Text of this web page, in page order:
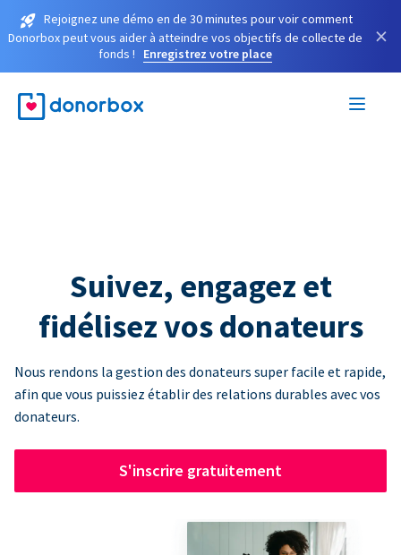
Rejoignez une démo en de 30 minutes pour voir comment
Donorbox peut vous aider à atteindre vos objectifs de collecte de
fonds !
Enregistrez votre place
×
Suivez, engagez et
fidélisez vos donateurs
Nous rendons la gestion des donateurs super facile et rapide,
afin que vous puissiez établir des relations durables avec vos
donateurs.
S'inscrire gratuitement